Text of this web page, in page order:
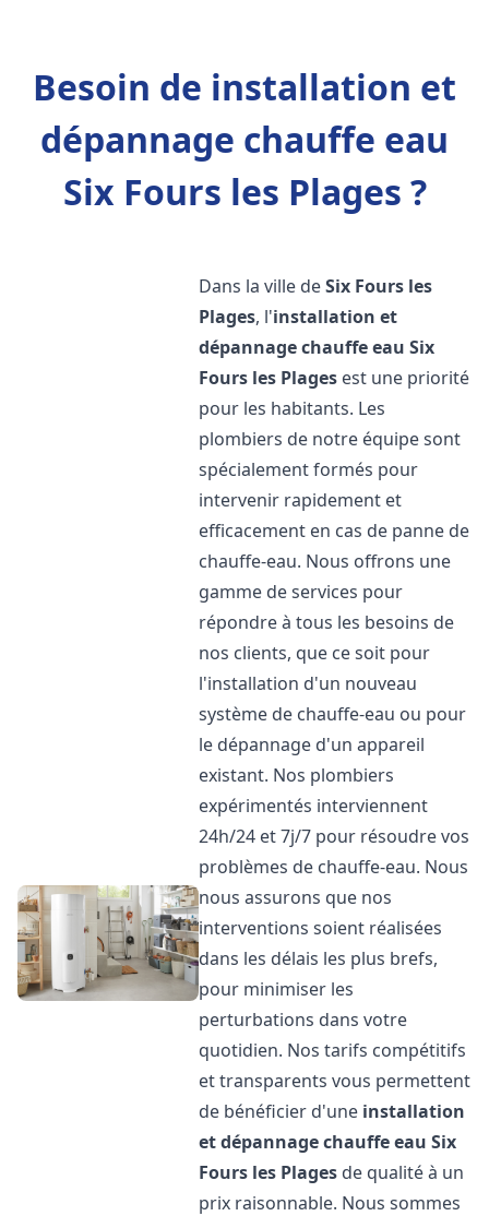
Besoin de installation et
dépannage chauffe eau
Six Fours les Plages ?
Dans la ville deSix Fours les
Plages, l'installation et
dépannage chauffe eau Six
Fours les Plages est une priorité
pour les habitants. Les
plombiers de notre équipe sont
spécialement formés pour
intervenir rapidement et
efficacement en cas de panne de
chauffe-eau. Nous offrons une
gamme de services pour
répondre à tous les besoins de
nos clients, que ce soit pour
l'installation d'un nouveau
système de chauffe-eau ou pour
le dépannage d'un appareil
existant. Nos plombiers
expérimentés interviennent
24h/24 et 7j/7 pour résoudre vos
problèmes de chauffe-eau. Nous
nous assurons que nos
interventions soient réalisées
dans les délais les plus brefs,
pour minimiser les
perturbations dans votre
quotidien. Nos tarifs compétitifs
et transparents vous permettent
de bénéficier d'une installation
et dépannage chauffe eau Six
Fours les Plages de qualité à un
prix raisonnable. Nous sommes